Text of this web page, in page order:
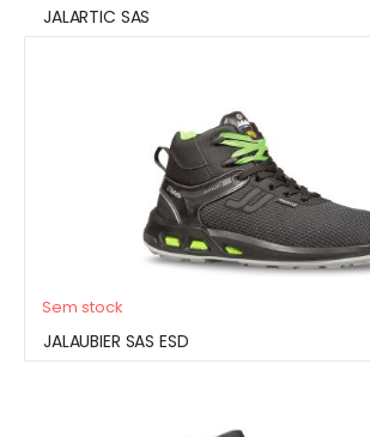
JALARTIC SAS
Sem stock
JALAUBIER SAS ESD